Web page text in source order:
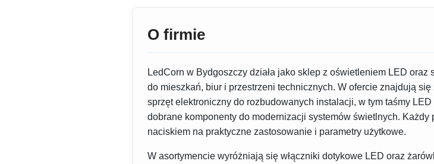
O firmie
LedCorn w Bydgoszczy działa jako sklep z oświetleniem LED
do mieszkań, biur i przestrzeni technicznych. W ofercie znajdują
sprzęt elektroniczny do rozbudowanych instalacji, w tym taśmy
dobrane komponenty do modernizacji systemów świetlnych.
naciskiem na praktyczne zastosowanie i parametry użytkowe.
W asortymencie wyróżniają się włączniki dotykowe LED oraz